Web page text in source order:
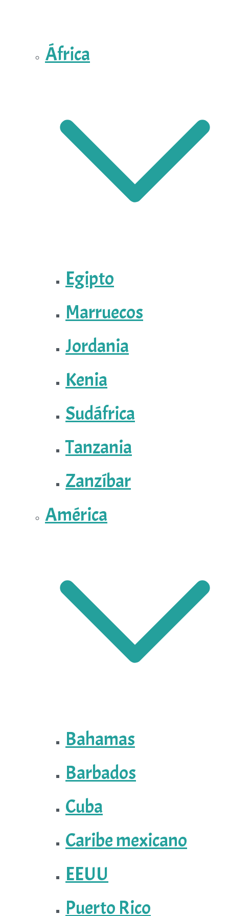
África
Egipto
Marruecos
Jordania
Kenia
Sudáfrica
Tanzania
Zanzíbar
América
Bahamas
Barbados
Cuba
Caribe mexicano
EEUU
Puerto Rico